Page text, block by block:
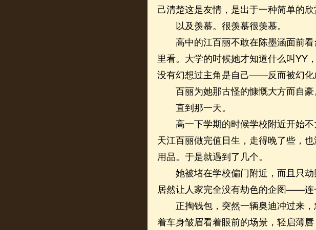
己清楚这是友情，是出于一种简单的欣
以及羡慕。很羡慕很羡慕。
高中的江百丽不敢在陈墨涵面前看
里看。大学的时候她才知道什么叫
没有幻想过主角是自己——反而被幻化
百丽为她那古怪的慷慨大方而自豪
直到那一天。
高一下学期的时候学校附近开始不
天江百丽做完值日生，走得晚了些，
用品。于是就遇到了几个。
她被堵在学校偏门附近，而且只劫
居然让人家完全没有劫色的企图——连
正掏钱包，突然一辆奥迪冲过来，
着车身皱眉看着眼前的场景，轻启薄